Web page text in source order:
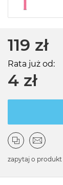
119 zł
Rata już od:
4 zł
zapytaj o produkt